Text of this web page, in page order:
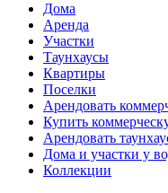
Дома
Аренда
Участки
Таунхаусы
Квартиры
Поселки
Арендовать
Купить
Арендовать
Дома и участки у
Коллекции